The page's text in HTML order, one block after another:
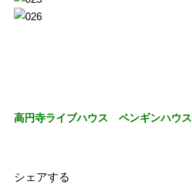
高円寺ライブハウス ペンギンハウス
シェアする